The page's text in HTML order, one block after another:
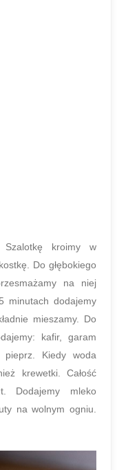
Szalotkę kroimy w
Do głębokiego
na niej
minutach dodajemy
mieszamy. Do
kafir, garam
Kiedy woda
krewetki. Całość
Dodajemy mleko
na wolnym ogniu.